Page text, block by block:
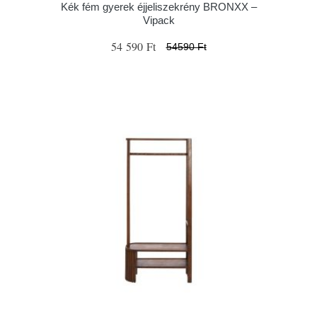
Kék fém gyerek éjjeliszekrény BRONXX –
Vipack
54 590 Ft 54590 Ft